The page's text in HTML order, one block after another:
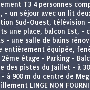
T3 4 personnes
- un séjour avec un lit
Sud-Ouest, télévision
une place, balcon Est, -
- une salle de bains
entièrement équipée,
2ème étage - Parking -
des pistes du Jaillet - à
- à 900 m du centre de
LINGE NON FOURNI